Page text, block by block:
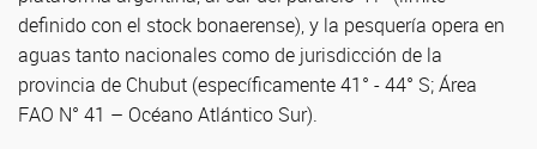
definido con el stock bonaerense), y la pesquería opera en
aguas tanto nacionales como de jurisdicción de la
provincia de Chubut (específicamente 41° - 44° S; Área
FAO N° 41 – Océano Atlántico Sur).